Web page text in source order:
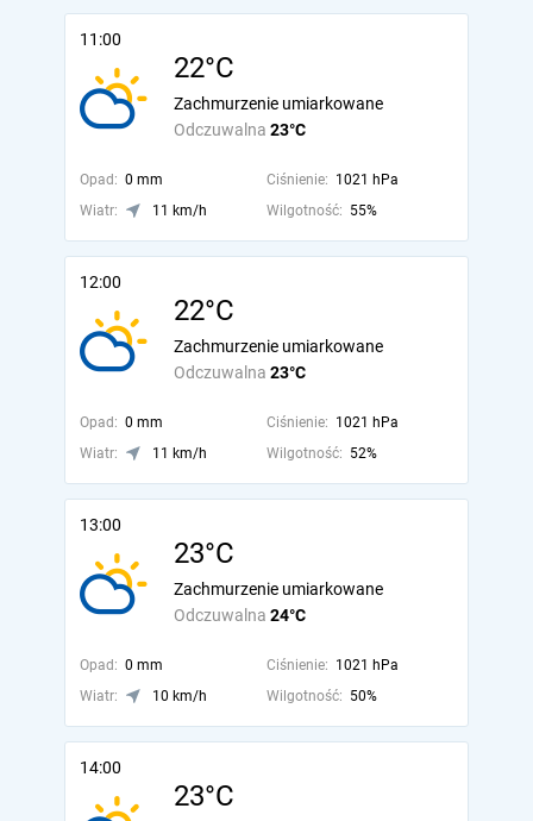
11:00
22°C
Odczuwalna 23°C
Zachmurzenie umiarkowane
Opad: 0 mm Ciśnienie: 1021 hPa
Wiatr:
11 km/h Wilgotność: 55%
12:00
22°C
Odczuwalna 23°C
Zachmurzenie umiarkowane
Opad: 0 mm Ciśnienie: 1021 hPa
Wiatr:
11 km/h Wilgotność: 52%
13:00
23°C
Odczuwalna 24°C
Zachmurzenie umiarkowane
Opad: 0 mm Ciśnienie: 1021 hPa
Wiatr:
10 km/h Wilgotność: 50%
14:00
23°C